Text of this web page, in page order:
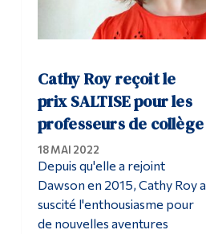
Cathy Roy reçoit le
prix SALTISE pour les
professeurs de collège
18 MAI 2022
Depuis qu'elle a rejoint
Dawson en 2015, Cathy Roy a
suscité l'enthousiasme pour
de nouvelles aventures